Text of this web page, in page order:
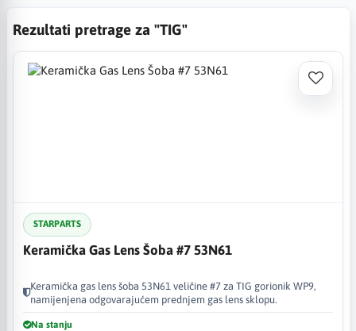
Rezultati pretrage za "TIG"
STARPARTS
Keramička Gas Lens Šoba #7 53N61
Keramička gas lens šoba 53N61 veličine #7 za TIG gorionik WP9,
namijenjena odgovarajućem prednjem gas lens sklopu.
Na stanju